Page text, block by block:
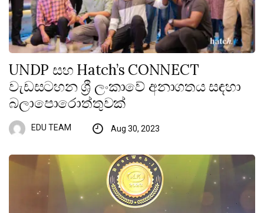
UNDP සහ Hatch’s CONNECT
වැඩසටහන ශ්‍රී ලංකාවේ අනාගතය සඳහා
බලාපොරොත්තුවක්
EDU TEAM Aug 30, 2023